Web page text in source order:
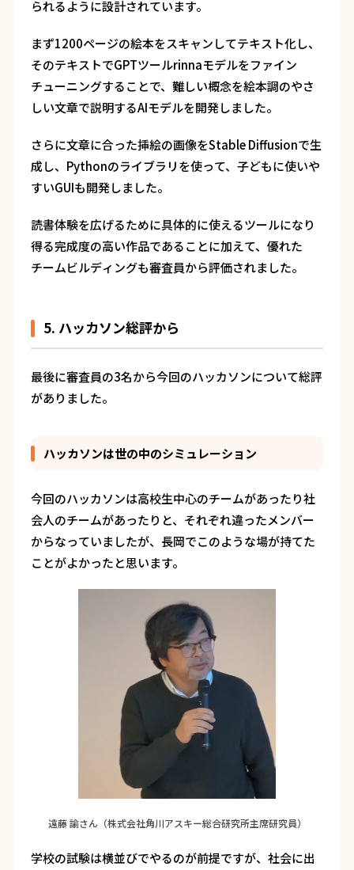
られるように設計されています。
まず1200ページの絵本をスキャンしてテキスト化し、
そのテキストでGPTツールrinnaモデルをファイン
チューニングすることで、難しい概念を絵本調のやさ
しい文章で説明するAIモデルを開発しました。
さらに文章に合った挿絵の画像をStable Diffusionで生
成し、Pythonのライブラリを使って、子どもに使いや
すいGUIも開発しました。
読書体験を広げるために具体的に使えるツールになり
得る完成度の高い作品であることに加えて、優れた
チームビルディングも審査員から評価されました。
5. ハッカソン総評から
最後に審査員の3名から今回のハッカソンについて総評
がありました。
ハッカソンは世の中のシミュレーション
今回のハッカソンは高校生中心のチームがあったり社
会人のチームがあったりと、それぞれ違ったメンバー
からなっていましたが、長岡でこのような場が持てた
ことがよかったと思います。
遠藤 諭さん（株式会社角川アスキー総合研究所主席研究員）
学校の試験は横並びでやるのが前提ですが、社会に出